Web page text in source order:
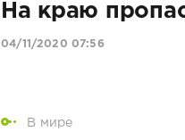
На краю
04/11/2020 07:56
В мире